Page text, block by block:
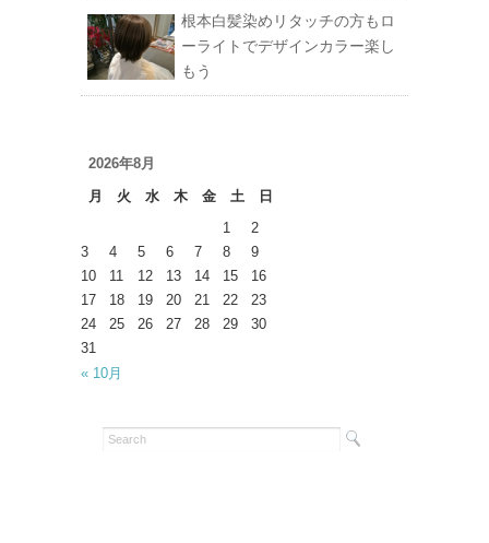
根本白髪染めリタッチの方もロ
ーライトでデザインカラー楽し
もう
2026年8月
月
火 水 木 金 土
日
1
2
3
4 5 6 7 8
9
10
11 12 13 14 15
16
17
18 19 20 21 22
23
24
25 26 27 28 29
30
31
« 10月